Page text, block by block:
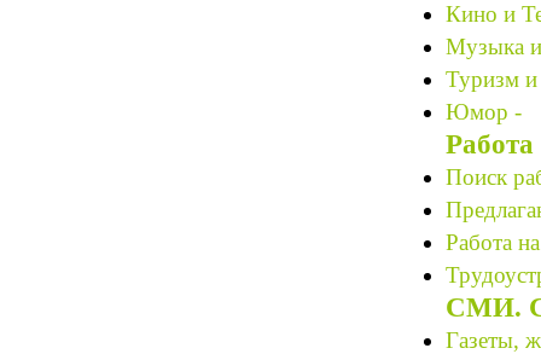
Кино и
Музыка
Туризм
Юмор -
Поиск
Работа
СМИ.
Газеты,